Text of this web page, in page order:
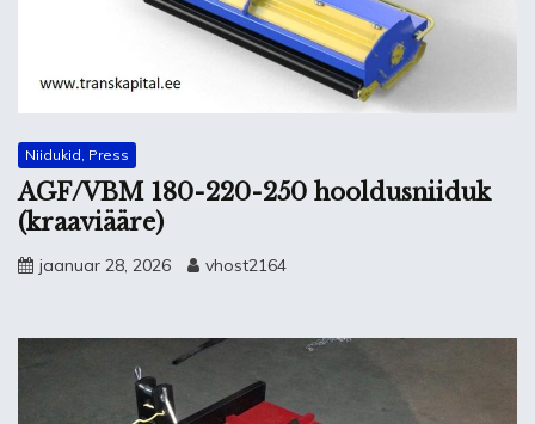
Niidukid, Press
AGF/VBM 180-220-250 hooldusniiduk
(kraaviääre)
jaanuar 28, 2026 vhost2164